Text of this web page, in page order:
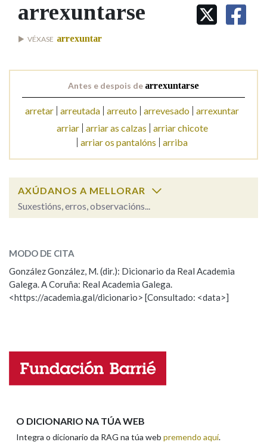
IDENTIDADE CORPORATIVA
MARCIAL DEL ADALID
FIGURAS HOMENAXEADAS
PRIMAVERA DAS LETRAS
PORTAL DAS PALABRAS
Facebook
TwitterYoutubeInstagram
Bluesky
BUSCAR NOS LEMAS
Comeza por
BUSCAR NO CONTIDO
Nas definicións
Nos exemplos
Na fraseoloxía
OUTRAS OPCIÓNS DE BUSCA
Marcas gramaticais
Pertence a
arrexuntarse
VÉXASE arrexuntar
Antes e despois de arrexuntarse
arretar arreutada arreuto arrevesado arrexuntar
arriar
arriar as calzas
arriar chicote
arriar os pantalóns
arriba
AXÚDANOS A MELLORAR
Suxestións, erros, observacións...
ESCOLLE UNHA OPCIÓN:
Observación Hai un erro na palabra
Propoño mellorar a definición
Nome
MODO DE CITA
González González, M. (dir.): Dicionario da Real Academia
Galega. A Coruña: Real Academia Galega.
<https://academia.gal/dicionario> [Consultado: <data>]
O DICIONARIO NA TÚA WEB
Integra o dicionario da RAG na túa web premendo aquí.